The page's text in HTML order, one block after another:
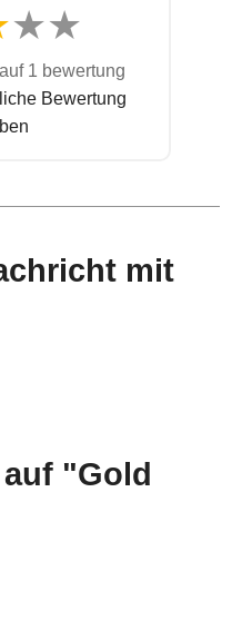
★★
1 bewertung
Bewertung
mit
"Gold